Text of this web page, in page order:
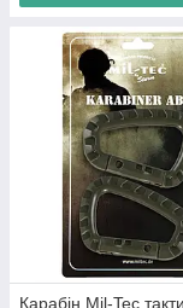
Карабін Mil-Tec